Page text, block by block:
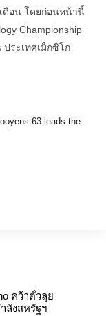
เดือน โดยก่อนหน้านี้
Championship
ประเทศเม็กซิโก
63-leads-the-
คว้าตั๋วลุย
ลังสหรัฐฯ